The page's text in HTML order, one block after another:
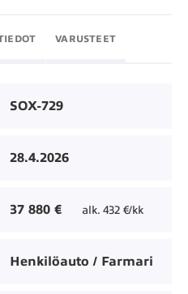
VARUSTEET
SOX-729
28.4.2026
37 880 € alk. 432 €/kk
Henkilöauto / Farmari